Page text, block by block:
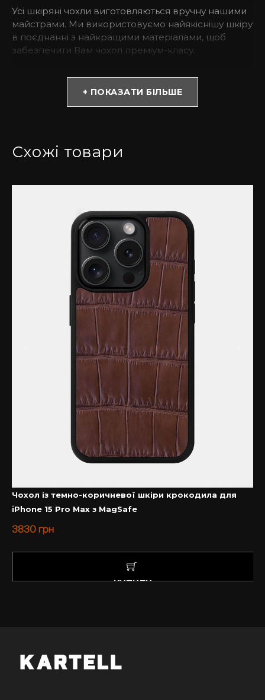
Усі шкіряні чохли виготовляються вручну нашими
майстрами. Ми використовуємо найякіснішу шкіру
в поєднанні з найкращими матеріалами, щоб
забезпечити Вам чохол преміум-класу.
* Зверніть увагу! Колір та відтінок можуть
відрізнятися залежно від налаштувань монітора
(яскравість, контраст, насиченість), а також
Чому варто обрати чохол із телячої шкіри з
тисненням під крокодила?
Такий тип шкіри виглядає якісно та не потребує
можете бути спокійними за Ваш смартфон навіть
під час випадкових падінь.
Якісні матеріали преміум-класу.
Чохол ручної роботи з протиударного силікону із
софт тач покриттям, має преміум якість, міцний та
зносостійкий за рахунок комплектуючих. Теляча
шкіра здається однаковою на всіх виробах.
Насправді натуральний матеріал завжди лягає по-
різному, тому текстура малюнка на кожному
шкіряному чохлі для iPhone відрізняється.
Як підібрати чохол на iPhone?
Якщо Ви шукаєте якісний чохол зі шкіри – Kartell
допоможе підібрати потрібну модель.
Пропонуємо на вибір елітні чохли для iPhone з
різних екзотичних матеріалів.
задоволенням проконсультуємо Вас з усіх питань.
приємно.
+ ПОКАЗАТИ БІЛЬШЕ
Схожі товари
Чохол із темно-коричневої шкіри крокодила для
iPhone 15 Pro Max з MagSafe
3830 грн
КУПИТИ